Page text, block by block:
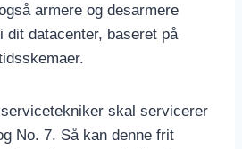
armere og desarmere
datacenter, baseret på
skal servicerer
No. 7. Så kan denne frit